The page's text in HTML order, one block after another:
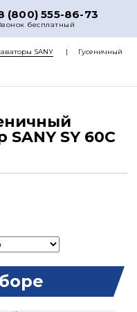
(800) 555-86-73
бесплатный
SANY
Гусеничный
SY 60C